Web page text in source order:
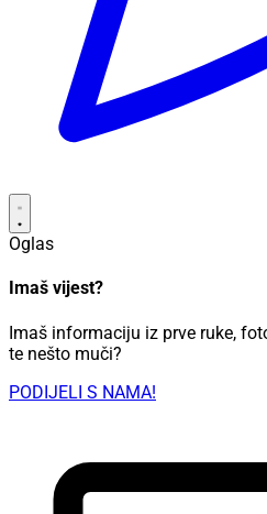
Oglas
Imaš vijest?
Imaš informaciju iz prve ruke,
te nešto muči?
PODIJELI S NAMA!